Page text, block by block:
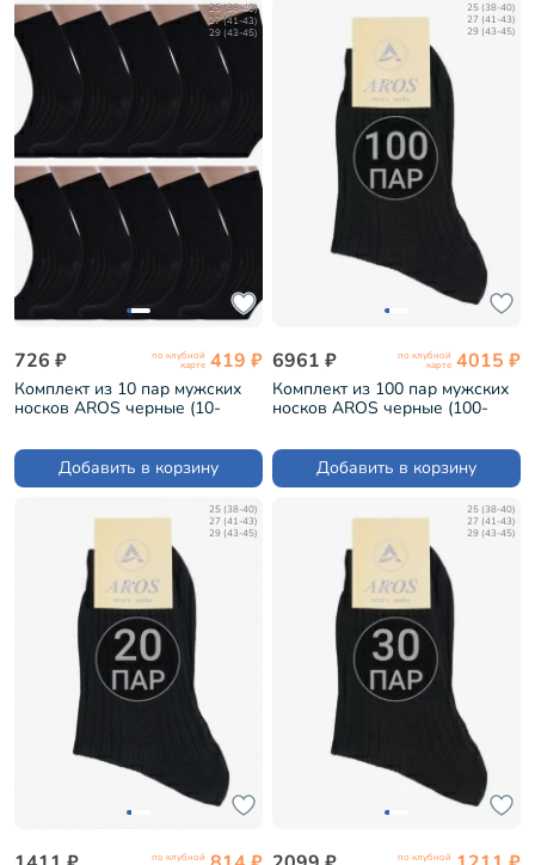
25 (38-40)
27 (41-43)
29 (43-45)
726 ₽ по клубной
карте 419 ₽
Комплект из 10 пар мужских
носков AROS черные (10-
Добавить в корзину
25 (38-40)
27 (41-43)
29 (43-45)
6961 ₽ по клубной
карте 4015 ₽
Комплект из 100 пар мужских
носков AROS черные (100-
Добавить в корзину
25 (38-40)
27 (41-43)
29 (43-45)
по клубной
25 (38-40)
27 (41-43)
29 (43-45)
по клубной